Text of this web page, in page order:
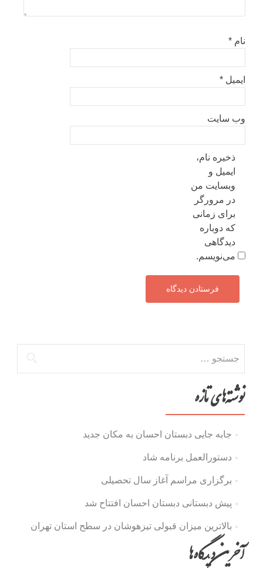
نام *
ایمیل *
وب‌ سایت
ذخیره نام،
ایمیل و
وبسایت من
در مرورگر
برای زمانی
که دوباره
دیدگاهی
می‌نویسم.
برای:
نوشته‌های تازه
جابه جایی دبستان احسان به مکان جدید
دستورالعمل برنامه شاد
برگزاری مراسم آغاز سال تحصیلی
پیش دبستانی دبستان احسان افتتاح شد
بالاترین میزان قبولی تیزهوشان در سطح استان تهران
آخرین دیدگاه‌ها